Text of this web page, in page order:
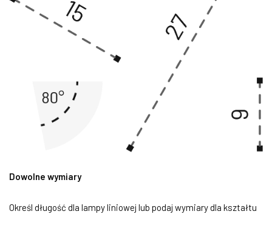
Dowolne wymiary
Określ długość dla lampy liniowej lub podaj wymiary dla kształtu